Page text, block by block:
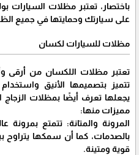
باختصار، تعتبر مظلات السيارات
على سيارتك وحمايتها في جميع
مظلات للسيارات لكسان
تعتبر مظلات اللكسان من أرقى
تتميز بتصميمها الأنيق
يجعلها تعرف أيضًا بمظلات
مميزات منها:
المرونة والمتانة: تتمتع بمرونة
قوية ومتينة.